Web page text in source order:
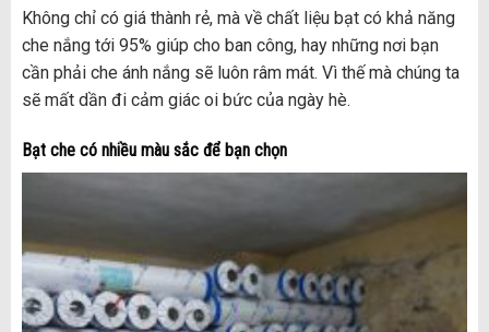
Không chỉ có giá thành rẻ, mà về chất liệu bạt có khả năng
che nắng tới 95% giúp cho ban công, hay những nơi bạn
cần phải che ánh nắng sẽ luôn râm mát. Vì thế mà chúng ta
sẽ mất dần đi cảm giác oi bức của ngày hè.
Bạt che có nhiều màu sắc để bạn chọn